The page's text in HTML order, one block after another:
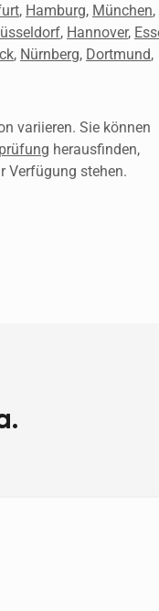
, Hamburg, München
, Hannover,
, Nürnberg, Dortmund
variieren. Sie können
herausfinden,
Verfügung stehen.